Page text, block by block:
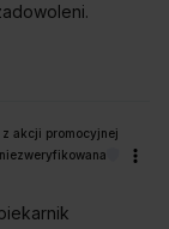
piekarnik